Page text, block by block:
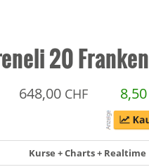
20 Franken
648,00 CHF 8,50
Kurse + Charts + Realtime